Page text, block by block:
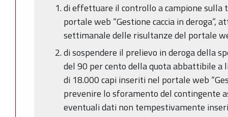
di effettuare il controllo a campione
portale web “Gestione caccia in deroga”,
settimanale delle risultanze del portale
di sospendere il prelievo in deroga della
del 90 per cento della quota abbattibile a
di 18.000 capi inseriti nel portale web
prevenire lo sforamento del contingente
eventuali dati non tempestivamente